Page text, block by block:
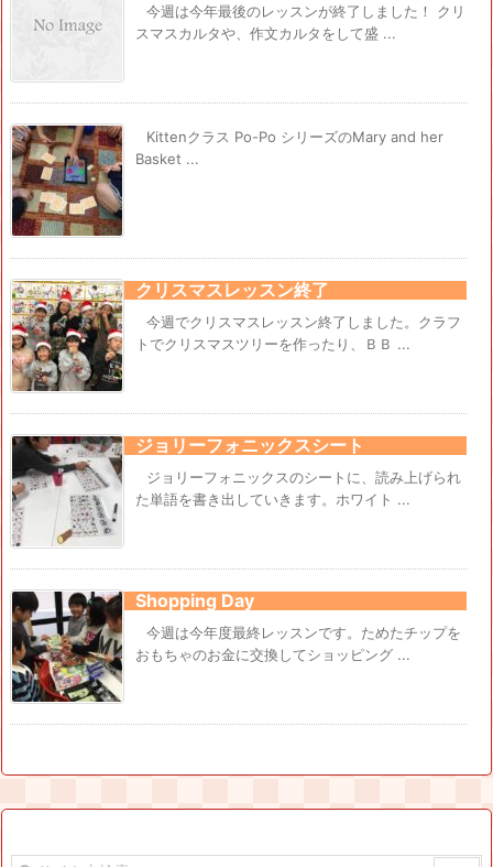
今週は今年最後のレッスンが終了しました！ クリ
スマスカルタや、作文カルタをして盛 ...
Kittenクラス Po-Po シリーズのMary and her
Basket ...
クリスマスレッスン終了
今週でクリスマスレッスン終了しました。クラフ
トでクリスマスツリーを作ったり、ＢＢ ...
ジョリーフォニックスシート
ジョリーフォニックスのシートに、読み上げられ
た単語を書き出していきます。ホワイト ...
Shopping Day
今週は今年度最終レッスンです。ためたチップを
おもちゃのお金に交換してショッピング ...